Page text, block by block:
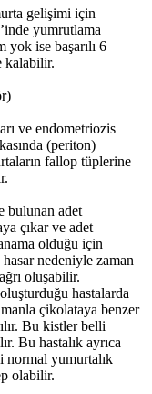
gelişimi için
yumrutlama
yok ise başarılı 6
kalabilir.
ve endometriozis
(periton)
fallop tüplerine
bulunan adet
çıkar ve adet
olduğu için
nedeniyle zaman
oluşabilir.
hastalarda
çikolataya benzer
Bu kistler belli
Bu hastalık ayrıca
normal yumurtalık
olabilir.